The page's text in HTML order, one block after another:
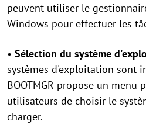
peuvent utiliser le
Windows pour effectuer les
• Sélection du système
systèmes d'exploitation sont
BOOTMGR propose un menu
utilisateurs de choisir le
charger.